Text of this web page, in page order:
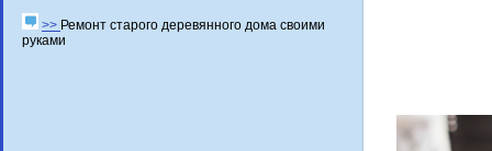
>> Ремонт старого деревянного дома своими
руками